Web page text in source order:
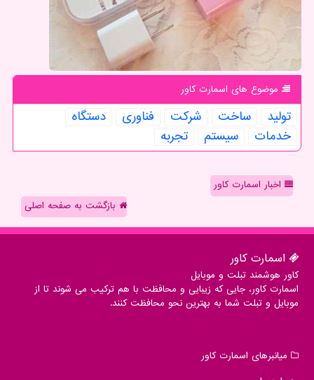
موضوع های اسمارت كاور
تولید ساخت شركت فناوری
دستگاه
خدمات
سیستم تجربه
اخبار اسمارت کاور
بازگشت به صفحه اصلی
اسمارت كاور
کاور هوشمند تبلت و موبایل
اسمارت کاور، جایی که زیبایی و محافظت با هم ترکیب می شوند تا از
موبایل و تبلت شما به بهترین نحو محافظت کنند.
میانبرهای اسمارت كاور